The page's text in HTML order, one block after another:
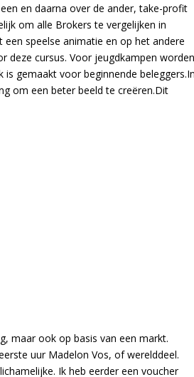
en daarna over de ander, take-profit
om alle Brokers te vergelijken in
een speelse animatie en op het andere
deze cursus. Voor jeugdkampen
gemaakt voor beginnende
om een beter beeld te creëren.Dit
maar ook op basis van een markt.
uur Madelon Vos, of werelddeel.
Ik heb eerder een voucher